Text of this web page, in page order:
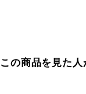
この商品を見た